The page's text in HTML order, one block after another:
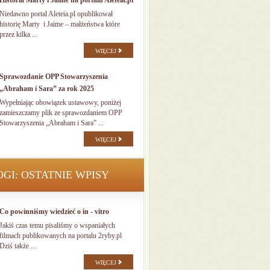
Niedawno portal Aleteia.pl opublikował
historię Marty i Jaime – małżeństwa które
przez kilka ...
WIĘCEJ
Sprawozdanie OPP Stowarzyszenia
„Abraham i Sara” za rok 2025
Wypełniając obowiązek ustawowy, poniżej
zamieszczamy plik ze sprawozdaniem OPP
Stowarzyszenia „Abraham i Sara” ...
WIĘCEJ
OSTATNIE WPISY
Co powinniśmy wiedzieć o in - vitro
Jakiś czas temu pisaliśmy o wspaniałych
filmach publikowanych na portalu 2ryby.pl
Dziś także ...
WIĘCEJ